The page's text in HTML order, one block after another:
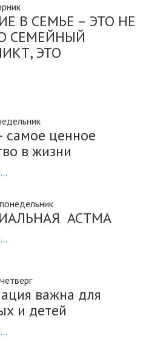
В СЕМЬЕ – ЭТО НЕ
СЕМЕЙНЫЙ
ЭТО
самое ценное
в жизни
АСТМА
важна для
и детей